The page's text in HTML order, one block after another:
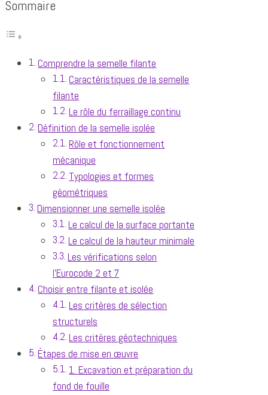
Sommaire
Comprendre la semelle filante
Caractéristiques de la semelle
filante
Le rôle du ferraillage continu
Définition de la semelle isolée
Rôle et fonctionnement
mécanique
Typologies et formes
géométriques
Dimensionner une semelle isolée
Le calcul de la surface portante
Le calcul de la hauteur minimale
Les vérifications selon
l'Eurocode 2 et 7
Choisir entre filante et isolée
Les critères de sélection
structurels
Les critères géotechniques
Étapes de mise en œuvre
1. Excavation et préparation du
fond de fouille